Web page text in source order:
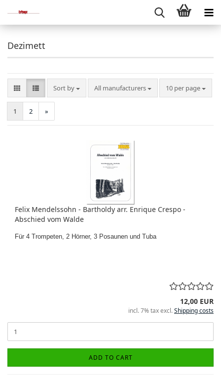
Dezimett
Sort by
Sort by All manufacturers 10 per page
per page
1 2 »
Felix Mendelssohn - Bartholdy arr. Enrique Crespo -
Abschied vom Walde
Für 4 Trompeten, 2 Hörner, 3 Posaunen und Tuba
12,00 EUR
incl. 7% tax excl.Shipping costs
ADD TO CART